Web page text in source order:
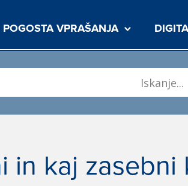
POGOSTA VPRAŠANJA
in kaj zasebni